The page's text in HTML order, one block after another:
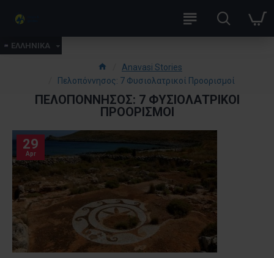
ΕΛΛΗΝΙΚΑ
Anavasi Stories
Πελοπόννησος: 7 Φυσιολατρικοί Προορισμοί
ΠΕΛΟΠΌΝΝΗΣΟΣ: 7 ΦΥΣΙΟΛΑΤΡΙΚΟΊ
ΠΡΟΟΡΙΣΜΟΊ
29
Apr